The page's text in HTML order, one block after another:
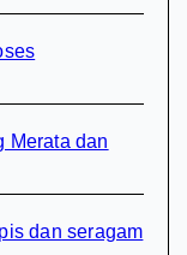
Merata dan
dan seragam